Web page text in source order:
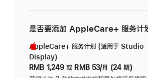
是否要添加 AppleCare+ 服务计
AppleCare+ 服务计划 (适用于 Studio
Display)
RMB 1,249 或 RMB 53/月 (24 期)